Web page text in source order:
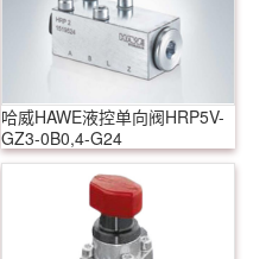
哈威HAWE液控单向阀HRP5V-
GZ3-0B0,4-G24